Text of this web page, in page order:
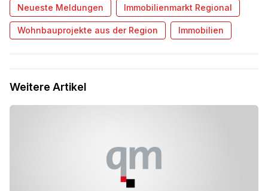
Neueste Meldungen Immobilienmarkt Regional
Wohnbauprojekte aus der Region Immobilien
Weitere Artikel